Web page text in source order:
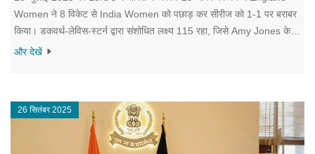
Women ने 8 विकेट से India Women को पछाड़ कर सीरीज को 1‑1 पर बराबर
किया। डकवर्थ‑लेविस‑स्टर्न द्वारा संशोधित लक्ष्य 115 रहा, जिसे Amy Jones के
unbeaten 46 ने हासिल किया। दोनों टीमें मौसम के लीले में लचीलापन दिखाने में
और देखें
26 सितंबर 2025